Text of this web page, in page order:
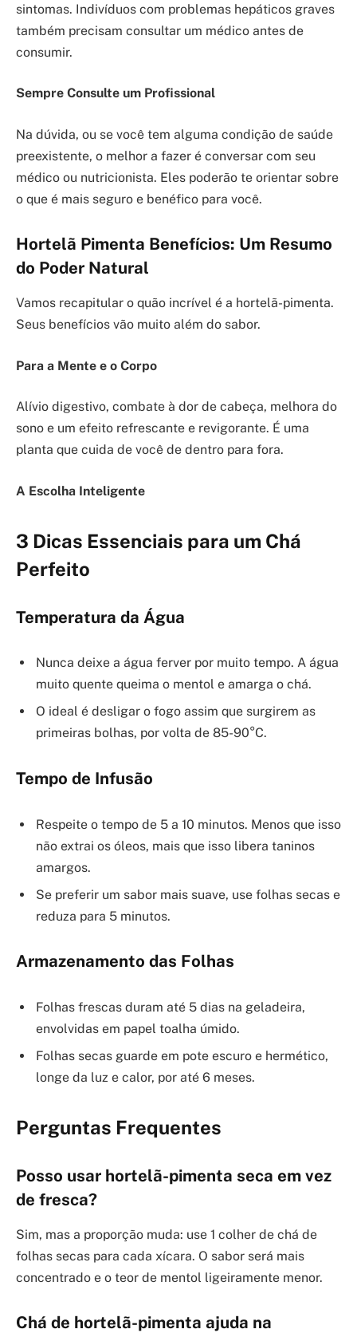
sintomas. Indivíduos com problemas hepáticos graves
também precisam consultar um médico antes de
consumir.
Sempre Consulte um Profissional
Na dúvida, ou se você tem alguma condição de saúde
preexistente, o melhor a fazer é conversar com seu
médico ou nutricionista. Eles poderão te orientar sobre
o que é mais seguro e benéfico para você.
Hortelã Pimenta Benefícios: Um Resumo
do Poder Natural
Vamos recapitular o quão incrível é a hortelã-pimenta.
Seus benefícios vão muito além do sabor.
Para a Mente e o Corpo
Alívio digestivo, combate à dor de cabeça, melhora do
sono e um efeito refrescante e revigorante. É uma
planta que cuida de você de dentro para fora.
A Escolha Inteligente
3 Dicas Essenciais para um Chá
Perfeito
Temperatura da Água
Nunca deixe a água ferver por muito tempo. A água
muito quente queima o mentol e amarga o chá.
O ideal é desligar o fogo assim que surgirem as
primeiras bolhas, por volta de 85-90°C.
Tempo de Infusão
Respeite o tempo de 5 a 10 minutos. Menos que isso
não extrai os óleos, mais que isso libera taninos
amargos.
Se preferir um sabor mais suave, use folhas secas e
reduza para 5 minutos.
Armazenamento das Folhas
Folhas frescas duram até 5 dias na geladeira,
envolvidas em papel toalha úmido.
Folhas secas guarde em pote escuro e hermético,
longe da luz e calor, por até 6 meses.
Perguntas Frequentes
Posso usar hortelã-pimenta seca em vez
de fresca?
Sim, mas a proporção muda: use 1 colher de chá de
folhas secas para cada xícara. O sabor será mais
concentrado e o teor de mentol ligeiramente menor.
Chá de hortelã-pimenta ajuda na